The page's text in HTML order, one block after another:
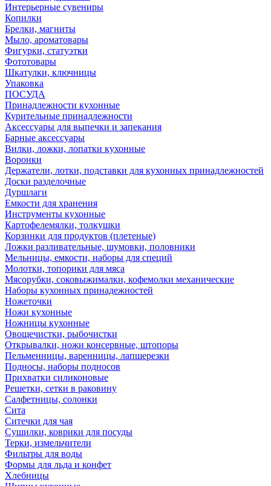
Интерьерные сувениры
Копилки
Брелки, магниты
Мыло, ароматовары
Фигурки, статуэтки
Фототовары
Шкатулки, ключницы
Упаковка
ПОСУДА
Принадлежности кухонные
Курительные принадлежности
Аксессуары для выпечки и запекания
Барные аксессуары
Вилки, ложки, лопатки кухонные
Воронки
Держатели, лотки, подставки для кухонных принадлежностей
Доски разделочные
Дуршлаги
Емкости для хранения
Инструменты кухонные
Картофелемялки, толкушки
Корзинки для продуктов (плетеные)
Ложки разливательные, шумовки, половники
Мельницы, емкости, наборы для специй
Молотки, топорики для мяса
Мясорубки, соковыжималки, кофемолки механические
Наборы кухонных принадежностей
Ножеточки
Ножи кухонные
Ножницы кухонные
Овощечистки, рыбочистки
Открывалки, ножи консервные, штопоры
Пельменницы, варенницы, лапшерезки
Подносы, наборы подносов
Прихватки силиконовые
Решетки, сетки в раковину
Салфетницы, солонки
Сита
Ситечки для чая
Сушилки, коврики для посуды
Терки, измельчители
Фильтры для воды
Формы для льда и конфет
Хлебницы